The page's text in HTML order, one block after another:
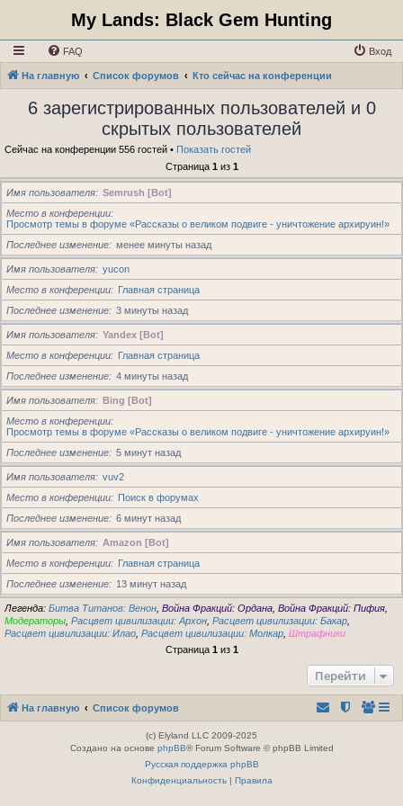
My Lands: Black Gem Hunting
FAQ Вход
На главную Список форумов Кто сейчас на конференции
6 зарегистрированных пользователей и 0
скрытых пользователей
Сейчас на конференции 556 гостей • Показать гостей
Страница 1из 1
Имя пользователя
Semrush [Bot]
Место в конференции
Просмотр темы в форуме «Рассказы о великом подвиге - уничтожение архируин!»
Последнее изменение
менее минуты назад
Имя пользователя
yucon
Место в конференции
Главная страница
Последнее изменение
3 минуты назад
Имя пользователя
Yandex [Bot]
Место в конференции
Главная страница
Последнее изменение
4 минуты назад
Имя пользователя
Bing [Bot]
Место в конференции
Просмотр темы в форуме «Рассказы о великом подвиге - уничтожение архируин!»
Последнее изменение
5 минут назад
Имя пользователя
vuv2
Место в конференции
Поиск в форумах
Последнее изменение
6 минут назад
Имя пользователя
Amazon [Bot]
Место в конференции
Главная страница
Последнее изменение
13 минут назад
Легенда: Битва Титанов: Венон Война Фракций: Ордана Война Фракций: Пифия
Модераторы Расцвет цивилизации: Архон Расцвет цивилизации: Бакар
Расцвет цивилизации: Илао Расцвет цивилизации: Молкар Штрафники
Страница 1из 1
Перейти
На главную Список форумов
(c) Elyland LLC 2009-2025
Создано на основе phpBB® Forum Software © phpBB Limited
Русская поддержка phpBB
Конфиденциальность| Правила